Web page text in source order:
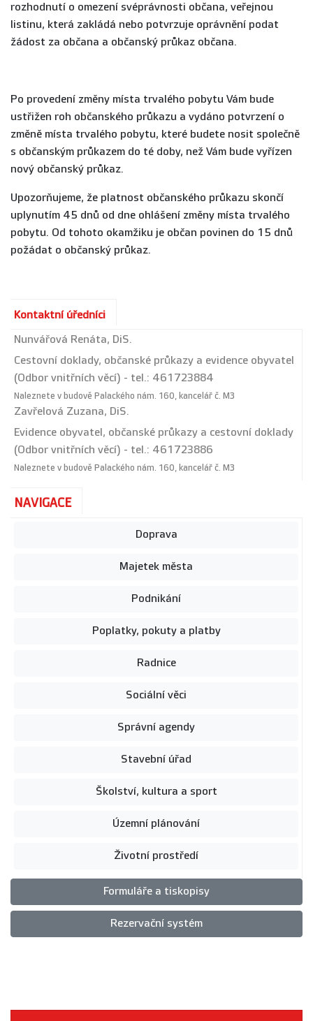
rozhodnutí o omezení svéprávnosti občana, veřejnou
listinu, která zakládá nebo potvrzuje oprávnění podat
žádost za občana a občanský průkaz občana.
Po provedení změny místa trvalého pobytu Vám bude
ustřižen roh občanského průkazu a vydáno potvrzení o
změně místa trvalého pobytu, které budete nosit společně
s občanským průkazem do té doby, než Vám bude vyřízen
nový občanský průkaz.
Upozorňujeme, že platnost občanského průkazu skončí
uplynutím 45 dnů od dne ohlášení změny místa trvalého
pobytu. Od tohoto okamžiku je občan povinen do 15 dnů
požádat o občanský průkaz.
Kontaktní úředníci
Nunvářová Renáta, DiS.
Cestovní doklady, občanské průkazy a evidence obyvatel
(Odbor vnitřních věcí) - tel.: 461723884
Naleznete v budově Palackého nám. 160, kancelář č. M3
Zavřelová Zuzana, DiS.
Evidence obyvatel, občanské průkazy a cestovní doklady
(Odbor vnitřních věcí) - tel.: 461723886
Naleznete v budově Palackého nám. 160, kancelář č. M3
NAVIGACE
Doprava
Majetek města
Podnikání
Poplatky, pokuty a platby
Radnice
Sociální věci
Správní agendy
Stavební úřad
Školství, kultura a sport
Územní plánování
Životní prostředí
Formuláře a tiskopisy
Rezervační systém